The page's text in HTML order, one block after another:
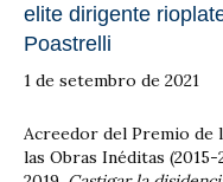
elite dirigente
Poastrelli
1 de setembro de 2021
Acreedor del Premio de
las Obras Inéditas